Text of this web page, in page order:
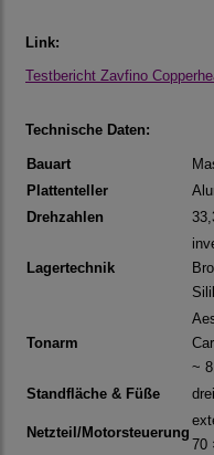
Link:
Testbericht Zavfino
Technische Daten:
Bauart
Plattenteller
Drehzahlen
Lagertechnik
Tonarm
~
Standfläche & Füße
Netzteil/Motorsteuerung
70